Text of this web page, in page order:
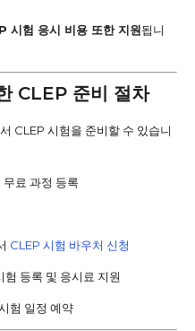
시험 응시 비용 또한 지원됩니
CLEP 준비 절차
CLEP 시험을 준비할 수 있습니
무료 과정 등록
CLEP 시험 바우처 신청
등록 및 응시료 지원
험 일정 예약